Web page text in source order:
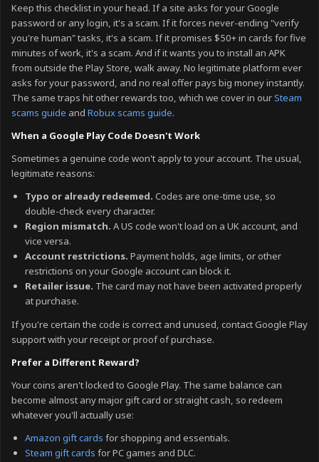
Keep this checklist in your head. If a site asks for your Google
password or any login, it's a scam. If it forces never-ending "verify
you're human" tasks, it's a scam. If it promises $50+ in cards for five
minutes of work, it's a scam. And if it wants you to install an APK
from outside the Play Store, walk away. No legitimate platform ever
asks for your password, and no real offer pays big money instantly.
The same traps hit other rewards too, which we cover in ourSteam
scams guide and Robux scams guide.
When a Google Play Code Doesn't Work
Sometimes a genuine code won't apply to your account. The usual,
legitimate reasons:
Typo or already redeemed. Codes are one-time use, so
double-check every character.
Region mismatch. A US code won't load on a UK account, and
vice versa.
Account restrictions. Payment holds, age limits, or other
restrictions on your Google account can block it.
Retailer issue. The card may not have been activated properly
at purchase.
If you're certain the code is correct and unused, contact Google Play
support with your receipt or proof of purchase.
Prefer a Different Reward?
Your coins aren't locked to Google Play. The same balance can
become almost any major gift card or straight cash, so redeem
whatever you'll actually use:
Amazon gift cards for shopping and essentials.
Steam gift cards for PC games and DLC.